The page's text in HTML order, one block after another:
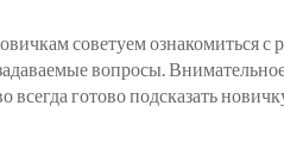
советуем ознакомиться
вопросы.
готово подсказать